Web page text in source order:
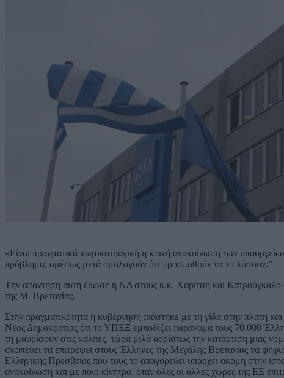
«Είναι πραγματικά κωμικοτραγική η κοινή ανακοίνωση των
πρόβλημα, αμέσως μετά ομολογούν ότι προσπαθούν να το λύσουν.”
Tην απάντηση αυτή έδωσε η ΝΔ στους κ.κ. Χαρίτση και Κατρούγκαλο
της Μ. Βρετανίας.
Στην πραγματικότητα η κυβέρνηση πιάστηκε με τη γίδα στην πλάτη
Νέας Δημοκρατίας ότι το ΥΠΕΞ εμποδίζει παράνομα τους 70.000
τη μαυρίσουν στις κάλπες, τώρα μιλά αορίστως την κατάρτιση μιας
σκοπεύει να επιτρέψει στους Έλληνες της Μεγάλης Βρετανίας να
Ελληνικής Πρεσβείας που τους το απαγορεύει υπάρχει ακόμη στην
ανακοίνωση και με ποιο κίνητρο, όταν όλες οι άλλες χώρες της ΕΕ